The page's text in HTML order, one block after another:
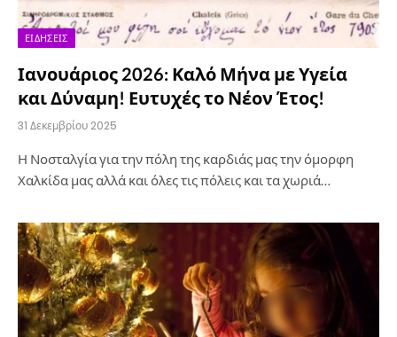
ΕΙΔΉΣΕΙΣ
Ιανουάριος 2026: Καλό Μήνα με Υγεία
και Δύναμη! Ευτυχές το Νέον Έτος!
31 Δεκεμβρίου 2025
Η Νοσταλγία για την πόλη της καρδιάς μας την όμορφη
Χαλκίδα μας αλλά και όλες τις πόλεις και τα χωριά…